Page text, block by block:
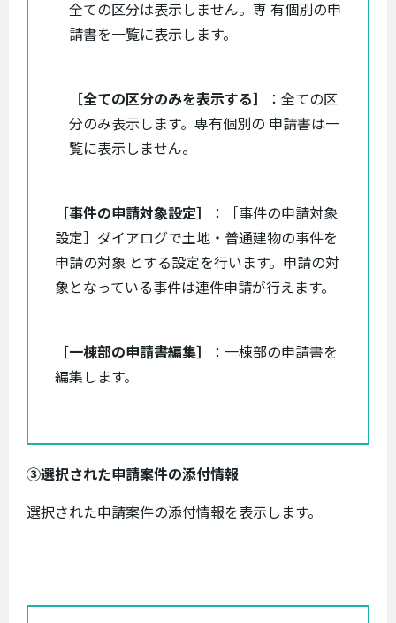
全ての区分は表示しません。専 有個別の申
請書を一覧に表示します。
［全ての区分のみを表示する］
：全ての区
分のみ表示します。専有個別の 申請書は一
覧に表示しません。
［事件の申請対象設定］
：［事件の申請対象
設定］ダイアログで土地・普通建物の事件を
申請の対象 とする設定を行います。申請の対
象となっている事件は連件申請が行えます。
［一棟部の申請書編集］
：一棟部の申請書を
編集します。
③選択された申請案件の添付情報
選択された申請案件の添付情報を表示します。